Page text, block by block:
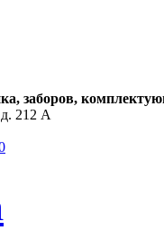
заборов,
212 А